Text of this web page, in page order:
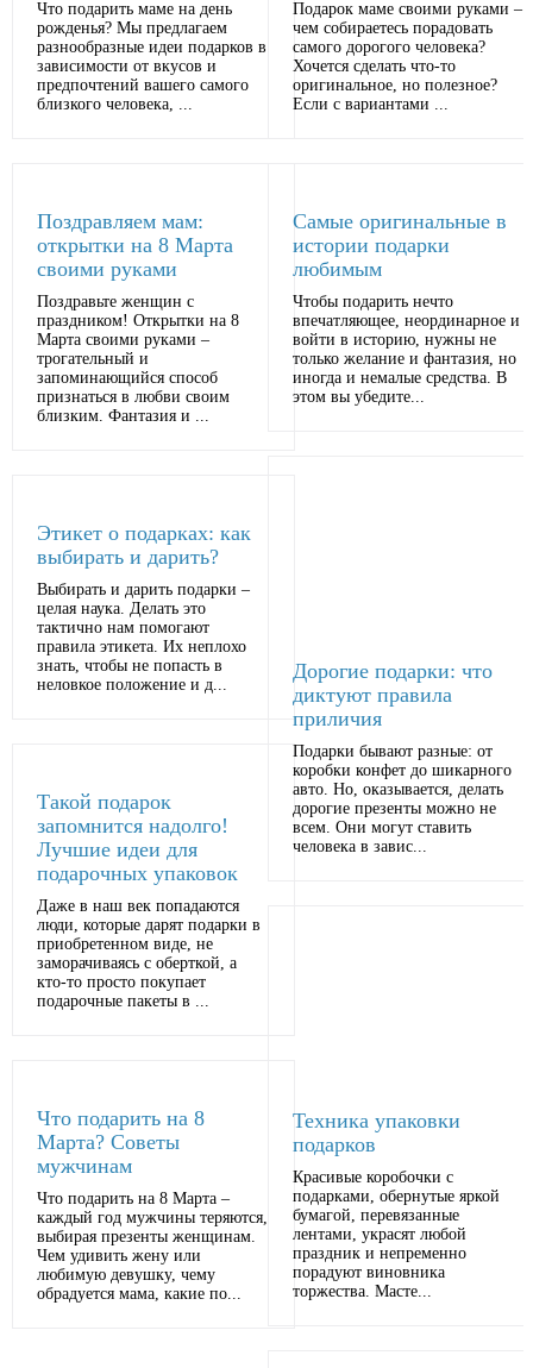
Что подарить маме на день
рожденья? Мы предлагаем
разнообразные идеи подарков в
зависимости от вкусов и
предпочтений вашего самого
близкого человека, ...
Поздравляем мам:
открытки на 8 Марта
своими руками
Поздравьте женщин с
праздником! Открытки на 8
Марта своими руками –
трогательный и
запоминающийся способ
признаться в любви своим
близким. Фантазия и ...
Этикет о подарках: как
выбирать и дарить?
Выбирать и дарить подарки –
целая наука. Делать это
тактично нам помогают
правила этикета. Их неплохо
знать, чтобы не попасть в
неловкое положение и д...
Такой подарок
запомнится надолго!
Лучшие идеи для
подарочных упаковок
Даже в наш век попадаются
люди, которые дарят подарки в
приобретенном виде, не
заморачиваясь с оберткой, а
кто-то просто покупает
подарочные пакеты в ...
Что подарить на 8
Марта? Советы
мужчинам
Что подарить на 8 Марта –
каждый год мужчины теряются,
выбирая презенты женщинам.
Чем удивить жену или
любимую девушку, чему
обрадуется мама, какие по...
Подарок маме своими руками –
чем собираетесь порадовать
самого дорогого человека?
Хочется сделать что-то
оригинальное, но полезное?
Если с вариантами ...
Самые оригинальные в
истории подарки
любимым
Чтобы подарить нечто
впечатляющее, неординарное и
войти в историю, нужны не
только желание и фантазия, но
иногда и немалые средства. В
этом вы убедите...
Дорогие подарки: что
диктуют правила
приличия
Подарки бывают разные: от
коробки конфет до шикарного
авто. Но, оказывается, делать
дорогие презенты можно не
всем. Они могут ставить
человека в завис...
Техника упаковки
подарков
Красивые коробочки с
подарками, обернутые яркой
бумагой, перевязанные
лентами, украсят любой
праздник и непременно
порадуют виновника
торжества. Масте...